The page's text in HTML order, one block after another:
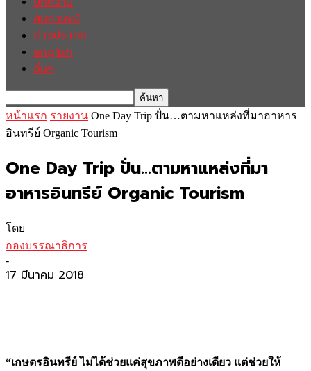
สัมภาษณ์
ต่างประเทศ
english
อื่นๆ
หน้าแรก รายงาน One Day Trip ปั่น…ตามหาแหล่งที่มาอาหาร
อินทรีย์ Organic Tourism
One Day Trip ปั่น…ตามหาแหล่งที่มา
อาหารอินทรีย์ Organic Tourism
โดย
กองบรรณาธิการ
-
17 มีนาคม 2018
“เกษตรอินทรีย์ ไม่ได้ช่วยแค่สุขภาพดีอย่างเดียว แต่ช่วยให้